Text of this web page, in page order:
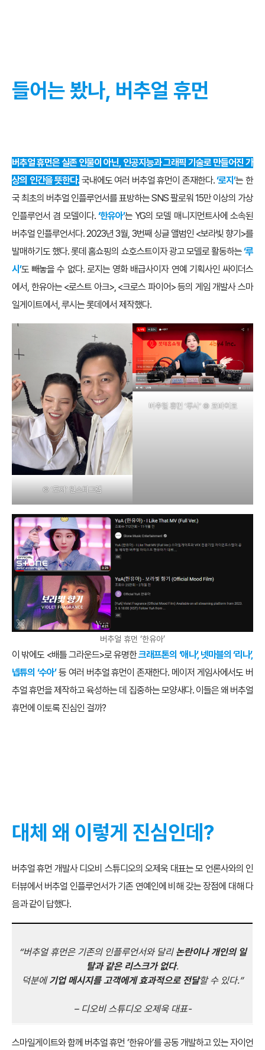
들어는 봤나, 버추얼 휴먼
버추얼 휴먼은 실존 인물이 아닌, 인공지능과 그래픽 기술로 만들어진 가
상의 인간을 뜻한다. 국내에도 여러 버추얼 휴먼이 존재한다.‘로지’는 한
국 최초의 버추얼 인플루언서를 표방하는 SNS 팔로워 15만 이상의 가상
인플루언서 겸 모델이다. ‘한유아’는 YG의 모델 매니지먼트사에 소속된
버추얼 인플루언서다. 2023년 3월, 3번째 싱글 앨범인 <보라빛 향기>를
발매하기도 했다. 롯데 홈쇼핑의 쇼호스트이자 광고 모델로 활동하는‘루
시’도 빼놓을 수 없다. 로지는 영화 배급사이자 연예 기획사인 싸이더스
에서, 한유아는 <로스트 아크>, <크로스 파이어> 등의 게임 개발사 스마
일게이트에서, 루시는 롯데에서 제작했다.
© ‘로지’ 인스타그램
버추얼 휴먼 ‘루시’ © 포바이포
버추얼 휴먼 ‘한유아’
이 밖에도 <배틀 그라운드>로 유명한크래프톤의 ‘애나’, 넷마블의 ‘리나’,
넵튜의 ‘수아’등 여러 버추얼 휴먼이 존재한다. 메이저 게임사에서도 버
추얼 휴먼을 제작하고 육성하는 데 집중하는 모양새다. 이들은 왜 버추얼
휴먼에 이토록 진심인 걸까?
대체 왜 이렇게 진심인데?
버추얼 휴먼 개발사 디오비 스튜디오의 오제욱 대표는 모 언론사와의 인
터뷰에서 버추얼 인플루언서가 기존 연예인에 비해 갖는 장점에 대해 다
음과 같이 답했다.
“버추얼 휴먼은 기존의 인플루언서와 달리 논란이나 개인의 일
탈과 같은 리스크가 없다.
덕분에기업 메시지를 고객에게 효과적으로 전달할 수 있다.”
– 디오비 스튜디오 오제욱 대표-
스마일게이트와 함께 버추얼 휴먼 ‘한유아’를 공동 개발하고 있는 자이언